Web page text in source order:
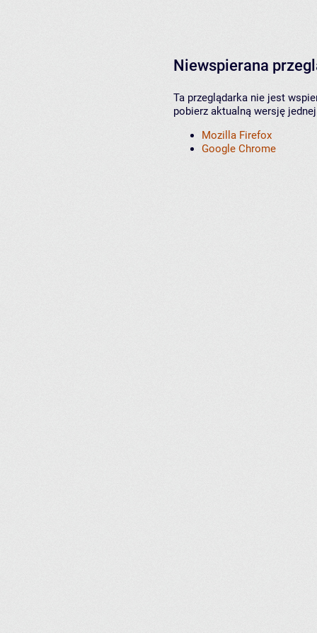
Niewspierana
Ta przeglądarka nie jest
pobierz aktualną wersję
Mozilla Firefox
Google Chrome